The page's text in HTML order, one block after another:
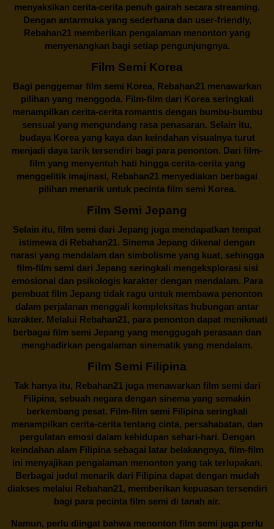
menyaksikan cerita-cerita penuh gairah secara streaming.
Dengan antarmuka yang sederhana dan user-friendly,
Rebahan21 memberikan pengalaman menonton yang
menyenangkan bagi setiap pengunjungnya.
Film Semi Korea
Bagi penggemar film semi Korea, Rebahan21menawarkan
pilihan yang menggoda. Film-film dari Korea seringkali
menampilkan cerita-cerita romantis dengan bumbu-bumbu
sensual yang mengundang rasa penasaran. Selain itu,
budaya Korea yang kaya dan keindahan visualnya turut
menjadi daya tarik tersendiri bagi para penonton. Dari film-
film yang menyentuh hati hingga cerita-cerita yang
menggelitik imajinasi, Rebahan21 menyediakan berbagai
pilihan menarik untuk pecinta film semi Korea.
Film Semi Jepang
Selain itu, film semi dari Jepang juga mendapatkan tempat
istimewa di Rebahan21. Sinema Jepang dikenal dengan
narasi yang mendalam dan simbolisme yang kuat, sehingga
film-film semi dari Jepang seringkali mengeksplorasi sisi
emosional dan psikologis karakter dengan mendalam. Para
pembuat film Jepang tidak ragu untuk membawa penonton
dalam perjalanan menggali kompleksitas hubungan antar
karakter. Melalui Rebahan21, para penonton dapat menikmati
berbagai film semi Jepang yang menggugah perasaan dan
menghadirkan pengalaman sinematik yang mendalam.
Film Semi Filipina
Tak hanya itu, Rebahan21juga menawarkan film semi dari
Filipina, sebuah negara dengan sinema yang semakin
berkembang pesat. Film-film semi Filipina seringkali
menampilkan cerita-cerita tentang cinta, persahabatan, dan
pergulatan emosi dalam kehidupan sehari-hari. Dengan
keindahan alam Filipina sebagai latar belakangnya, film-film
ini menyajikan pengalaman menonton yang tak terlupakan.
Berbagai judul menarik dari Filipina dapat dengan mudah
diakses melalui Rebahan21, memberikan kepuasan tersendiri
bagi para pecinta film semi di tanah air.
Namun, perlu diingat bahwa menonton film semi juga perlu